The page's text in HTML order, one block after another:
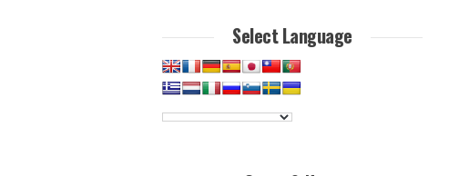
Select Language